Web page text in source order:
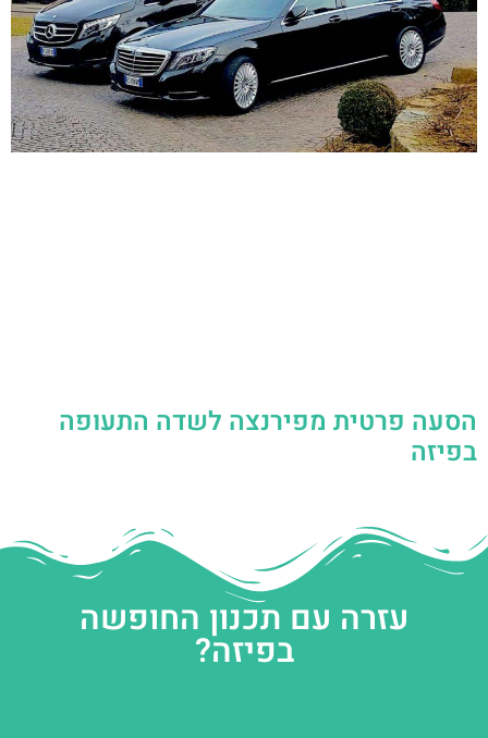
הסעה פרטית מפירנצה לשדה התעופה
בפיזה
עזרה עם תכנון החופשה
בפיזה?